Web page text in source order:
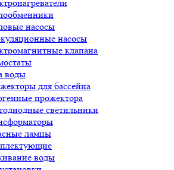
насосы
насосы
клапана
воды
для бассейна
прожектора
светильники
лампы
воды